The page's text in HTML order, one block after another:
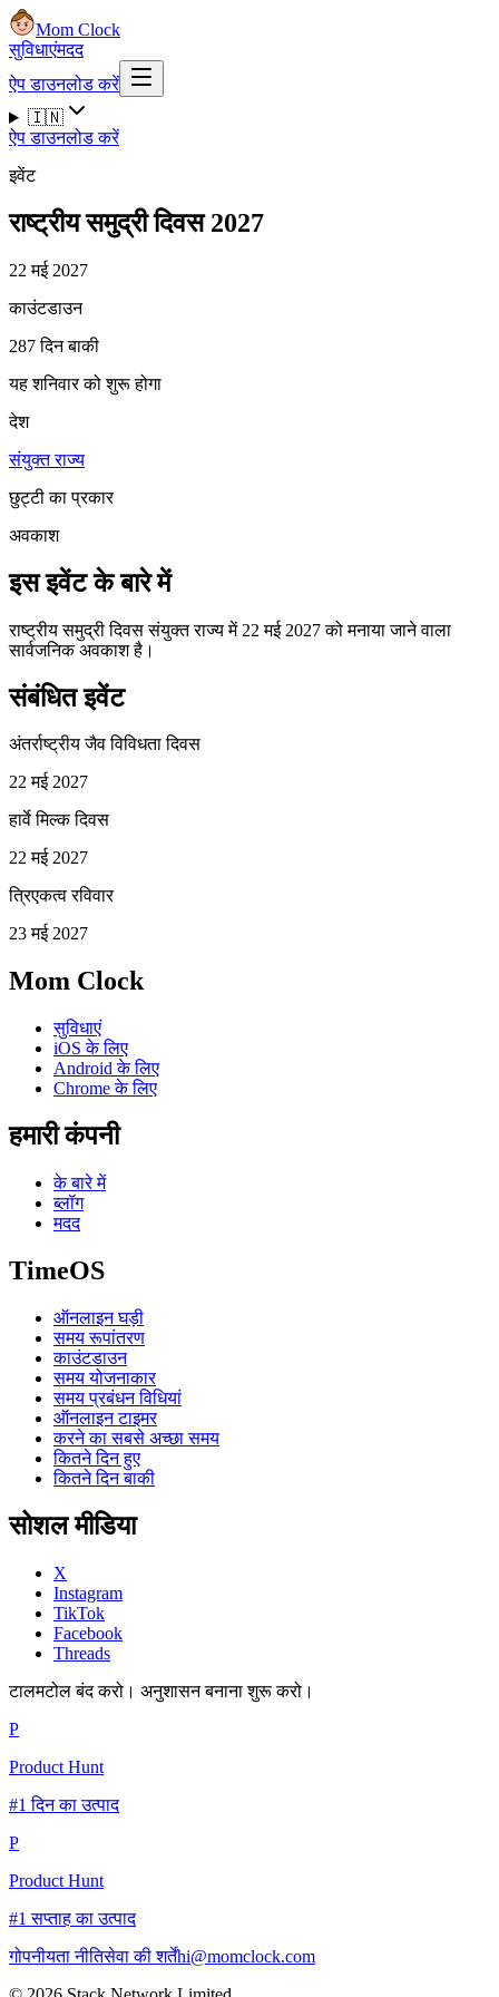
Mom Clock
सुविधाएंमदद
ऐप डाउनलोड करें
🇮🇳
ऐप डाउनलोड करें
इवेंट
राष्ट्रीय समुद्री दिवस 2027
22 मई 2027
काउंटडाउन
287 दिन बाकी
यह शनिवार को शुरू होगा
देश
संयुक्त राज्य
छुट्टी का प्रकार
अवकाश
इस इवेंट के बारे में
राष्ट्रीय समुद्री दिवस संयुक्त राज्य में 22 मई 2027 को मनाया जाने वाला
सार्वजनिक अवकाश है।
संबंधित इवेंट
अंतर्राष्ट्रीय जैव विविधता दिवस
22 मई 2027
हार्वे मिल्क दिवस
22 मई 2027
त्रिएकत्व रविवार
23 मई 2027
Mom Clock
सुविधाएं
iOS के लिए
Android के लिए
Chrome के लिए
हमारी कंपनी
के बारे में
ब्लॉग
मदद
TimeOS
ऑनलाइन घड़ी
समय रूपांतरण
काउंटडाउन
समय योजनाकार
समय प्रबंधन विधियां
ऑनलाइन टाइमर
करने का सबसे अच्छा समय
कितने दिन हुए
कितने दिन बाकी
सोशल मीडिया
X
Instagram
TikTok
Facebook
Threads
टालमटोल बंद करो। अनुशासन बनाना शुरू करो।
P
Product Hunt
#1 दिन का उत्पाद
P
Product Hunt
#1 सप्ताह का उत्पाद
गोपनीयता नीतिसेवा की शर्तेंhi@momclock.com